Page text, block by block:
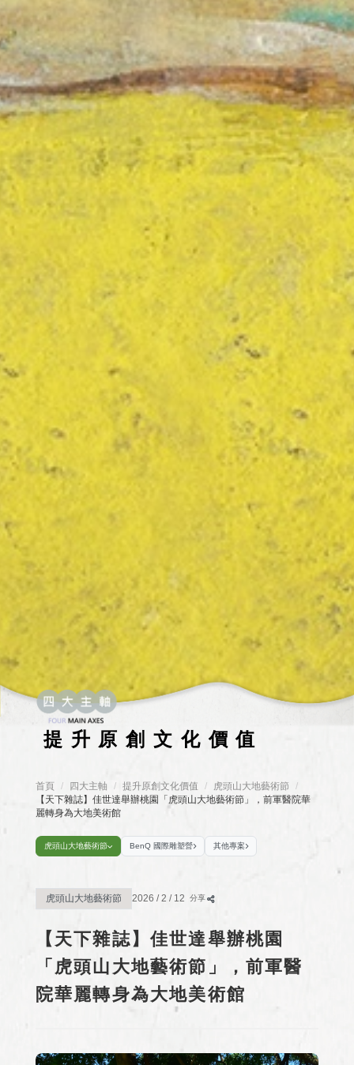
提升原創文化價值
首頁 / 四大主軸 / 提升原創文化價值 / 虎頭山大地藝術節
/
【天下雜誌】佳世達舉辦桃園「虎頭山大地藝術節」，前軍醫院華
麗轉身為大地美術館
虎頭山大地藝術節 BenQ 國際雕塑營 其他專案
虎頭山大地藝術節 2026 / 2 / 12 分享
【天下雜誌】佳世達舉辦桃園
「虎頭山大地藝術節」，前軍醫
院華麗轉身為大地美術館